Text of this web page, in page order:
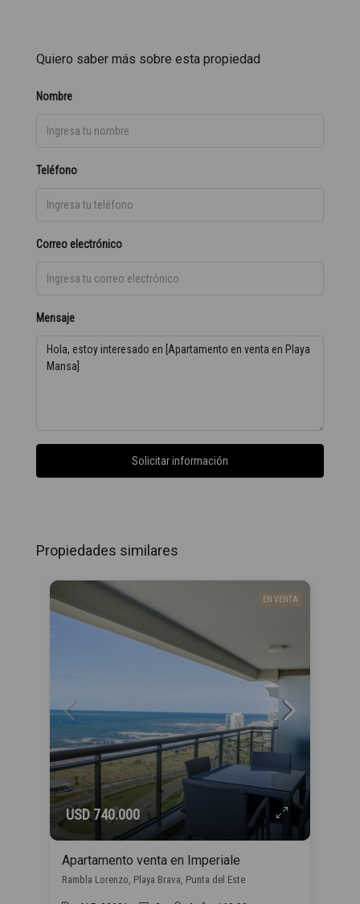
Quiero saber más sobre esta propiedad
Nombre
Teléfono
Correo electrónico
Mensaje
Solicitar información
Propiedades similares
EN VENTA
USD 740.000
Apartamento venta en Imperiale
Rambla Lorenzo, Playa Brava, Punta del Este